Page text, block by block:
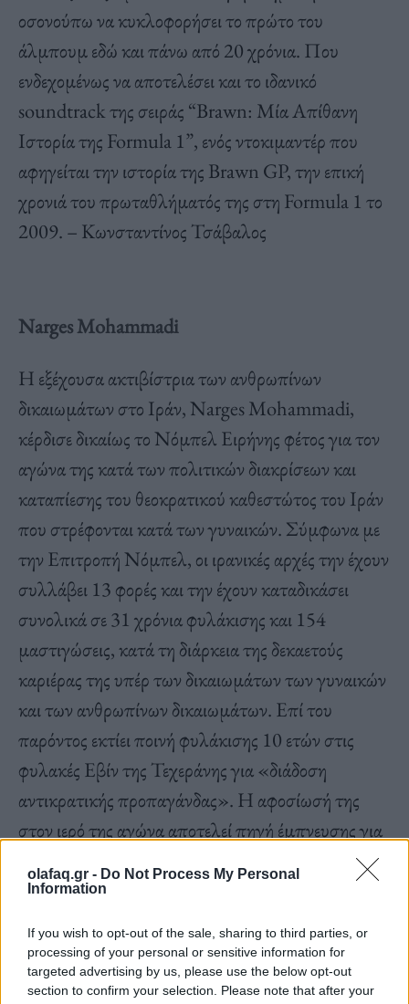
olafaq.gr - Do Not Process My Personal
Information
If you wish to opt-out of the sale, sharing to third parties, or
processing of your personal or sensitive information for
targeted advertising by us, please use the below opt-out
section to confirm your selection. Please note that after your
οσονούπω να κυκλοφορήσει το πρώτο του
άλμπουμ εδώ και πάνω από 20 χρόνια. Που
ενδεχομένως να αποτελέσει και το ιδανικό
soundtrack της σειράς “Brawn: Μία Απίθανη
Ιστορία της Formula 1”, ενός ντοκιμαντέρ που
αφηγείται την ιστορία της Brawn GP, την επική
χρονιά του πρωταθλήματός της στη Formula 1 το
2009. – Κωνσταντίνος Τσάβαλος
Narges Mohammadi
Η εξέχουσα ακτιβίστρια των ανθρωπίνων
δικαιωμάτων στο Ιράν, Narges Mohammadi,
κέρδισε δικαίως το Νόμπελ Ειρήνης φέτος για τον
αγώνα της κατά των πολιτικών διακρίσεων και
καταπίεσης του θεοκρατικού καθεστώτος του Ιράν
που στρέφονται κατά των γυναικών. Σύμφωνα με
την Επιτροπή Νόμπελ, οι ιρανικές αρχές την έχουν
συλλάβει 13 φορές και την έχουν καταδικάσει
συνολικά σε 31 χρόνια φυλάκισης και 154
μαστιγώσεις, κατά τη διάρκεια της δεκαετούς
καριέρας της υπέρ των δικαιωμάτων των γυναικών
και των ανθρωπίνων δικαιωμάτων. Επί του
παρόντος εκτίει ποινή φυλάκισης 10 ετών στις
φυλακές Εβίν της Τεχεράνης για «διάδοση
αντικρατικής προπαγάνδας». Η αφοσίωσή της
στον ιερό της αγώνα αποτελεί πηγή έμπνευσης για
χιλιάδες γυναίκες στο Ιράν που παλεύουν για την
ελευθερία τους και δίνει δύναμη σε κάθε υπέρμαχο
τον κόσμο που ελπίζει σε έναν κόσμο ανθρωπιάς,
αλληλεγγύης και ισότητας. – Εύα Αναστασιάδου